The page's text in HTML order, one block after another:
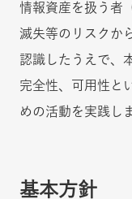
情報資産を扱う者
滅失等のリスクか
認識したうえで、
完全性、可用性と
めの活動を実践し
基本方針